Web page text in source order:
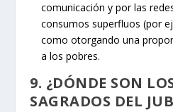
comunicación y por las
consumos superfluos (por
como otorgando una
a los pobres.
9. ¿DÓNDE SON
SAGRADOS DEL